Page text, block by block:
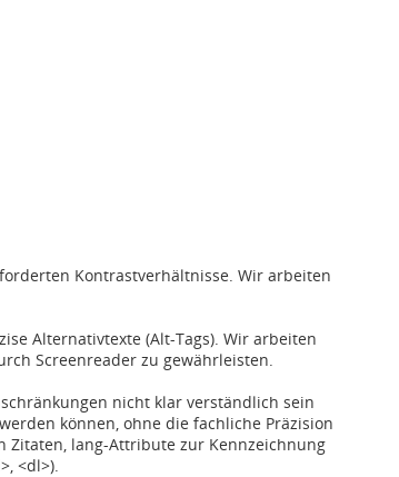
Kontrastverhältnisse. Wir arbeiten
Alternativtexte (Alt-Tags). Wir arbeiten
Screenreader zu gewährleisten.
nicht klar verständlich sein
können, ohne die fachliche Präzision
Zitaten, lang-Attribute zur Kennzeichnung
<dl>).